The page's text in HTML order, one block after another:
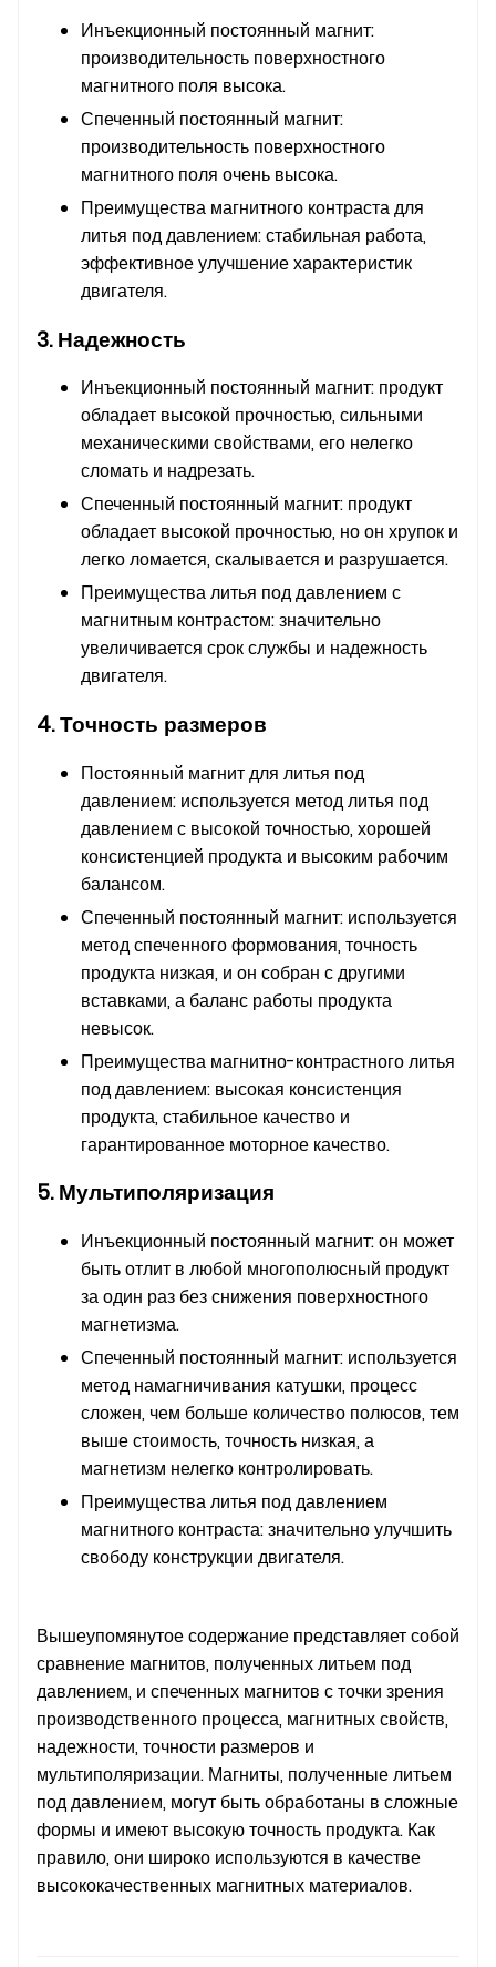
Инъекционный постоянный магнит:
производительность поверхностного
магнитного поля высока.
Спеченный постоянный магнит:
производительность поверхностного
магнитного поля очень высока.
Преимущества магнитного контраста для
литья под давлением: стабильная работа,
эффективное улучшение характеристик
двигателя.
3. Надежность
Инъекционный постоянный магнит: продукт
обладает высокой прочностью, сильными
механическими свойствами, его нелегко
сломать и надрезать.
Спеченный постоянный магнит: продукт
обладает высокой прочностью, но он хрупок и
легко ломается, скалывается и разрушается.
Преимущества литья под давлением с
магнитным контрастом: значительно
увеличивается срок службы и надежность
двигателя.
4. Точность размеров
Постоянный магнит для литья под
давлением: используется метод литья под
давлением с высокой точностью, хорошей
консистенцией продукта и высоким рабочим
балансом.
Спеченный постоянный магнит: используется
метод спеченного формования, точность
продукта низкая, и он собран с другими
вставками, а баланс работы продукта
невысок.
Преимущества магнитно-контрастного литья
под давлением: высокая консистенция
продукта, стабильное качество и
гарантированное моторное качество.
5. Мультиполяризация
Инъекционный постоянный магнит: он может
быть отлит в любой многополюсный продукт
за один раз без снижения поверхностного
магнетизма.
Спеченный постоянный магнит: используется
метод намагничивания катушки, процесс
сложен, чем больше количество полюсов, тем
выше стоимость, точность низкая, а
магнетизм нелегко контролировать.
Преимущества литья под давлением
магнитного контраста: значительно улучшить
свободу конструкции двигателя.
Вышеупомянутое содержание представляет собой
сравнение магнитов, полученных литьем под
давлением, и спеченных магнитов с точки зрения
производственного процесса, магнитных свойств,
надежности, точности размеров и
мультиполяризации. Магниты, полученные литьем
под давлением, могут быть обработаны в сложные
формы и имеют высокую точность продукта. Как
правило, они широко используются в качестве
высококачественных магнитных материалов.